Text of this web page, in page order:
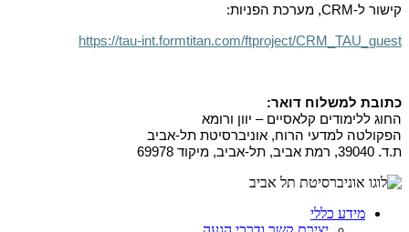
קישור ל-CRM, מערכת הפניות:
https://tau-int.formtitan.com/ftproject/CRM_TAU_guest
כתובת למשלוח דואר:
החוג ללימודים קלאסיים – יוון ורומא
הפקולטה למדעי הרוח, אוניברסיטת תל-אביב
ת.ד. 39040, רמת אביב, תל-אביב, מיקוד 69978
מידע כללי